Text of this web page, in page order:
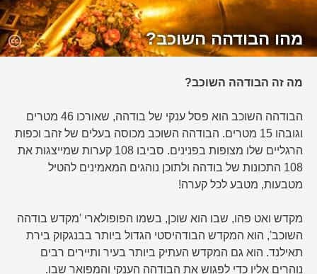
מהו הבודהה השוכב?
מה זה הבודהה השוכב?
הבודהה השוכב הוא פסל ענקי של בודהה, שאורכו 46 מטרים
וגובהו 15 מטרים. הבודהה השוכב מכוסה בעלים של זהב וכפות
הרגליים שלו מצופות בפנינים. סביבו 108 קערות שמייצגות את
108 התכונות של בודהה ולתוכן נוהגים המאמינים להטיל
מטבעות, מטבע לכל קערה!
מקדש ואט פהו, שבו הוא שוכן, בשמו הפופולארי 'מקדש בודהה
השוכב', הוא המקדש הבודהיסטי הגדול ביותר בבנגקוק בירת
תאילנד. הוא גם המקדש העתיק ביותר בעיר ותיירים רבים
נוהרים אליו כדי לפגוש את הבודהה הענקי והמפואר שבו.